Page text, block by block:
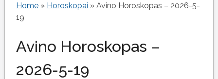
Home» Horoskopai » Avino Horoskopas – 2026-5-
19
Avino Horoskopas –
2026-5-19